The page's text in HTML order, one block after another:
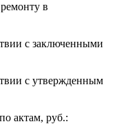
в
с заключенными
с утвержденным
актам, руб.: